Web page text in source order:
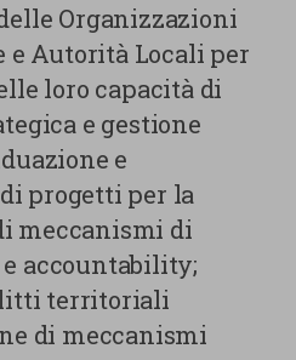
Organizzazioni
e Autorità Locali per
loro capacità di
e gestione
e
progetti per la
meccanismi di
accountability;
territoriali
di meccanismi